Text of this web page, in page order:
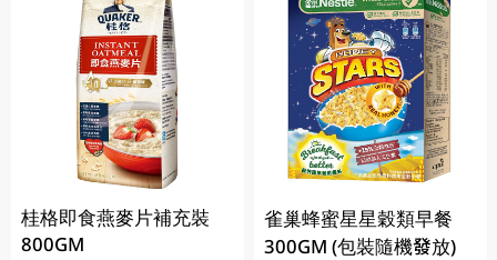
桂格即食燕麥片補充裝
800GM
雀巢蜂蜜星星穀類早餐
300GM (包裝隨機發放)